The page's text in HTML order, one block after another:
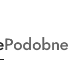
Produkty
o